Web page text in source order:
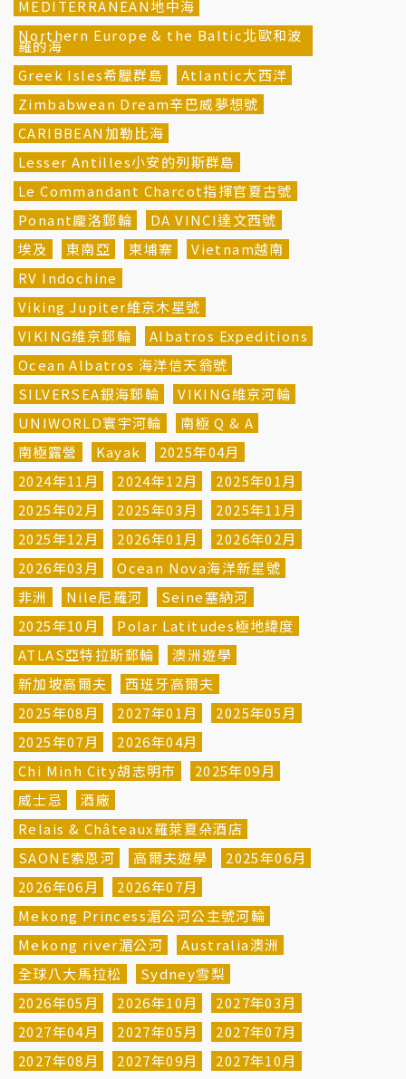
MEDITERRANEAN地中海
Northern Europe & the Baltic北歐和波
羅的海
Greek Isles希臘群島
Atlantic大西洋
Zimbabwean Dream辛巴威夢想號
CARIBBEAN加勒比海
Lesser Antilles小安的列斯群島
Le Commandant Charcot指揮官夏古號
Ponant龐洛郵輪
DA VINCI達文西號
埃及
東南亞 柬埔寨
Vietnam越南
RV Indochine
Viking Jupiter維京木星號
VIKING維京郵輪
Albatros Expeditions
Ocean Albatros 海洋信天翁號
SILVERSEA銀海郵輪
VIKING維京河輪
UNIWORLD寰宇河輪
南極 Q & A
南極露營
Kayak
2025年04月
2024年11月
2024年12月
2025年01月
2025年02月
2025年03月
2025年11月
2025年12月
2026年01月
2026年02月
2026年03月
Ocean Nova海洋新星號
非洲
Nile尼羅河
Seine塞納河
2025年10月
Polar Latitudes極地緯度
ATLAS亞特拉斯郵輪
澳洲遊學
新加坡高爾夫
西班牙高爾夫
2025年08月
2027年01月
2025年05月
2025年07月
2026年04月
Chi Minh City胡志明市
2025年09月
威士忌
酒廠
Relais & Châteaux羅萊夏朵酒店
SAONE索恩河
高爾夫遊學
2025年06月
2026年06月
2026年07月
Mekong Princess湄公河公主號河輪
Mekong river湄公河
Australia澳洲
全球八大馬拉松
Sydney雪梨
2026年05月
2026年10月
2027年03月
2027年04月
2027年05月
2027年07月
2027年08月
2027年09月
2027年10月